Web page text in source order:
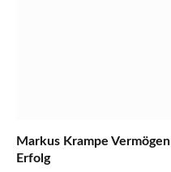
Markus Krampe
Erfolg